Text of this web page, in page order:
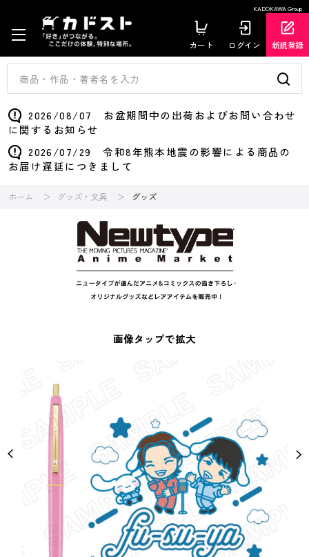
KADOKAWA Group
カート ログイン 新規登録
2026/08/07 お盆期間中の出荷およびお問い合わせ
に関するお知らせ
2026/07/29 令和8年熊本地震の影響による商品の
お届け遅延につきまして
ホーム グッズ・文具 グッズ
画像タップで拡大